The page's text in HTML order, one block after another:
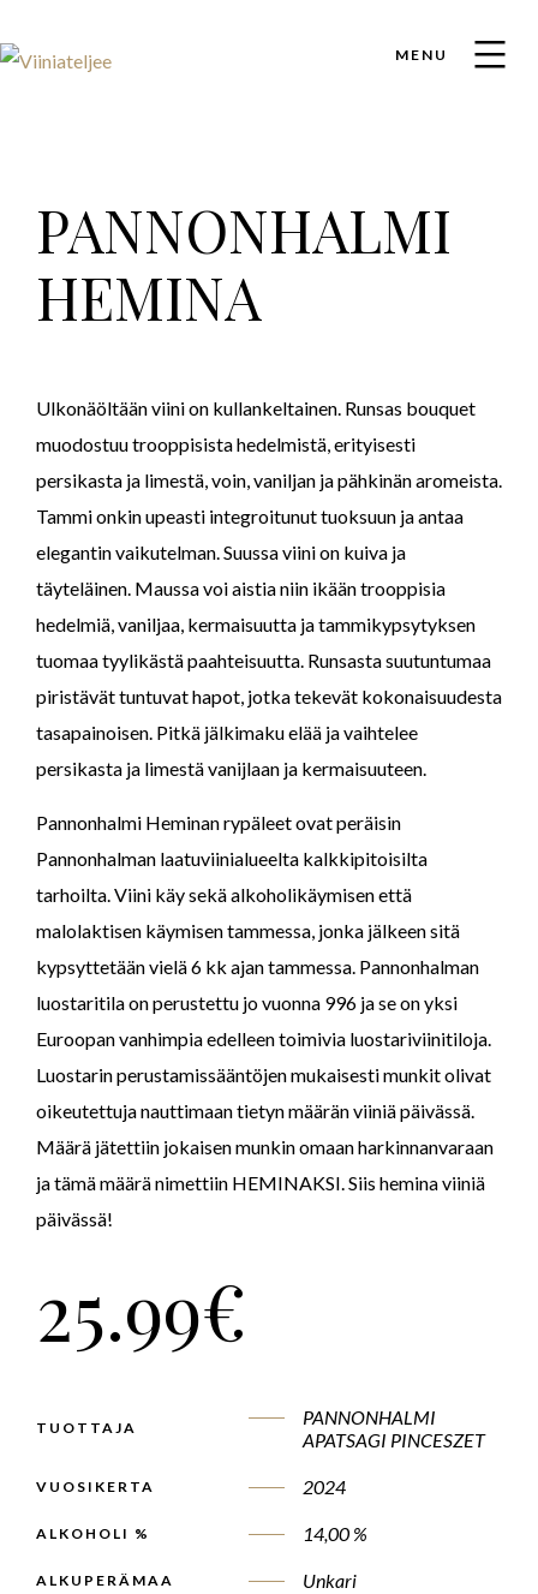
MENU
PANNONHALMI
HEMINA
Ulkonäöltään viini on kullankeltainen. Runsas bouquet
muodostuu trooppisista hedelmistä, erityisesti
persikasta ja limestä, voin, vaniljan ja pähkinän aromeista.
Tammi onkin upeasti integroitunut tuoksuun ja antaa
elegantin vaikutelman. Suussa viini on kuiva ja
täyteläinen. Maussa voi aistia niin ikään trooppisia
hedelmiä, vaniljaa, kermaisuutta ja tammikypsytyksen
tuomaa tyylikästä paahteisuutta. Runsasta suutuntumaa
piristävät tuntuvat hapot, jotka tekevät kokonaisuudesta
tasapainoisen. Pitkä jälkimaku elää ja vaihtelee
persikasta ja limestä vanijlaan ja kermaisuuteen.
Pannonhalmi Heminan rypäleet ovat peräisin
Pannonhalman laatuviinialueelta kalkkipitoisilta
tarhoilta. Viini käy sekä alkoholikäymisen että
malolaktisen käymisen tammessa, jonka jälkeen sitä
kypsyttetään vielä 6 kk ajan tammessa. Pannonhalman
luostaritila on perustettu jo vuonna 996 ja se on yksi
Euroopan vanhimpia edelleen toimivia luostariviinitiloja.
Luostarin perustamissääntöjen mukaisesti munkit olivat
oikeutettuja nauttimaan tietyn määrän viiniä päivässä.
Määrä jätettiin jokaisen munkin omaan harkinnanvaraan
ja tämä määrä nimettiin HEMINAKSI. Siis hemina viiniä
päivässä!
25.99€
TUOTTAJA
PANNONHALMI
APATSAGI PINCESZET
VUOSIKERTA 2024
ALKOHOLI % 14,00 %
ALKUPERÄMAA Unkari